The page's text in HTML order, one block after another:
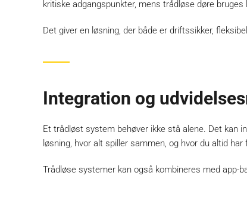
kritiske adgangspunkter, mens trådløse døre
Det giver en løsning, der både er driftssikker,
Integration og
Et trådløst system behøver ikke stå alene. Det kan
løsning, hvor alt spiller sammen, og hvor du altid
Trådløse systemer kan også kombineres med app-